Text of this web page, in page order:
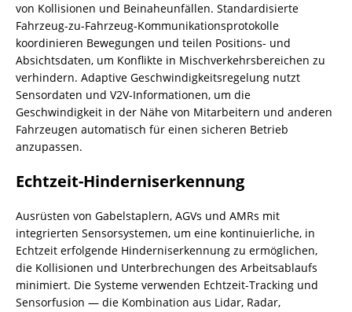
von Kollisionen und Beinaheunfällen. Standardisierte
Fahrzeug-zu-Fahrzeug-Kommunikationsprotokolle
koordinieren Bewegungen und teilen Positions- und
Absichtsdaten, um Konflikte in Mischverkehrsbereichen zu
verhindern. Adaptive Geschwindigkeitsregelung nutzt
Sensordaten und V2V-Informationen, um die
Geschwindigkeit in der Nähe von Mitarbeitern und anderen
Fahrzeugen automatisch für einen sicheren Betrieb
anzupassen.
Echtzeit-Hinderniserkennung
Ausrüsten von Gabelstaplern, AGVs und AMRs mit
integrierten Sensorsystemen, um eine kontinuierliche, in
Echtzeit erfolgende Hinderniserkennung zu ermöglichen,
die Kollisionen und Unterbrechungen des Arbeitsablaufs
minimiert. Die Systeme verwenden Echtzeit-Tracking und
Sensorfusion — die Kombination aus Lidar, Radar,